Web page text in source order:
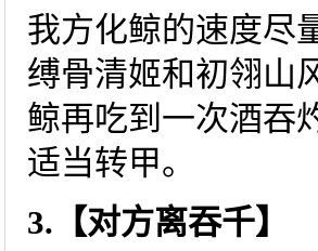
我方化鲸的速度尽
缚骨清姬和初翎山
鲸再吃到一次酒吞
适当转甲。
3.【对方离吞千】